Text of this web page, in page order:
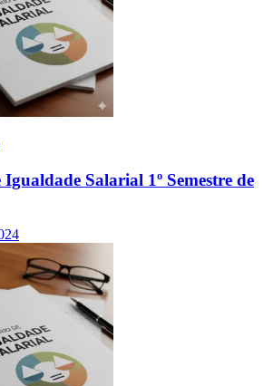
Salarial 1º Semestre de